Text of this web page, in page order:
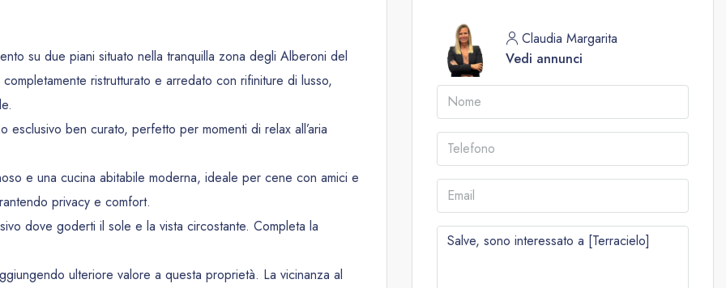
su due piani situato nella tranquilla zona degli Alberoni del
ristrutturato e arredato con rifiniture di lusso,
ben curato, perfetto per momenti di relax all’aria
e una cucina abitabile moderna, ideale per cene con amici e
privacy e comfort.
dove goderti il sole e la vista circostante. Completa la
ulteriore valore a questa proprietà. La vicinanza al
Claudia Margarita
Vedi annunci